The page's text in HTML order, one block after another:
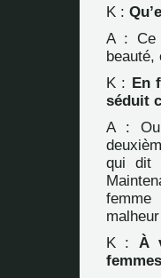
K :
A : Ce
beauté,
K : En
séduit
A :
qui dit
K : À